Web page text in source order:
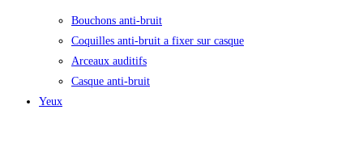
Bouchons anti-bruit
Coquilles anti-bruit a fixer sur casque
Arceaux auditifs
Casque anti-bruit
Yeux